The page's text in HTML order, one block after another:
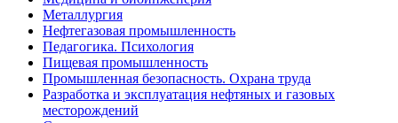
Металлургия
Нефтегазовая промышленность
Педагогика. Психология
Пищевая промышленность
Промышленная безопасность. Охрана труда
Разработка и эксплуатация нефтяных и газовых
месторождений